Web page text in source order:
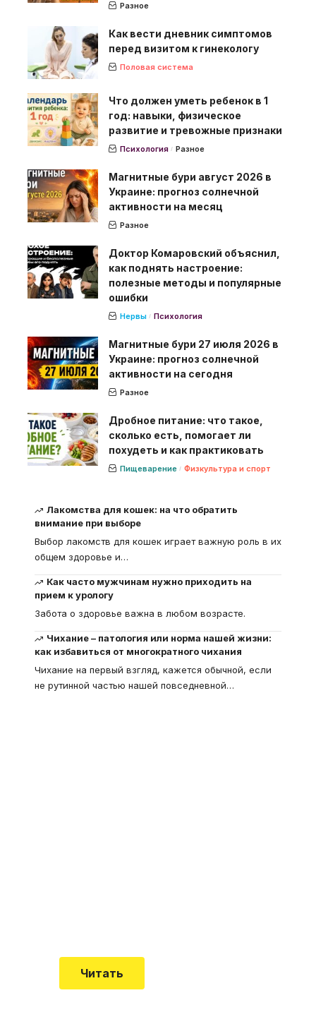
Разное
Как вести дневник симптомов
перед визитом к гинекологу
Половая система
Что должен уметь ребенок в 1
год: навыки, физическое
развитие и тревожные признаки
Психология Разное
Магнитные бури август 2026 в
Украине: прогноз солнечной
активности на месяц
Разное
Доктор Комаровский объяснил,
как поднять настроение:
полезные методы и популярные
ошибки
Нервы Психология
Магнитные бури 27 июля 2026 в
Украине: прогноз солнечной
активности на сегодня
Разное
Дробное питание: что такое,
сколько есть, помогает ли
похудеть и как практиковать
Пищеварение Физкультура и спорт
Лакомства для кошек: на что обратить
внимание при выборе
Выбор лакомств для кошек играет важную роль в их
общем здоровье и…
Как часто мужчинам нужно приходить на
прием к урологу
Забота о здоровье важна в любом возрасте.
Чихание – патология или норма нашей жизни:
как избавиться от многократного чихания
Чихание на первый взгляд, кажется обычной, если
не рутинной частью нашей повседневной…
Читать